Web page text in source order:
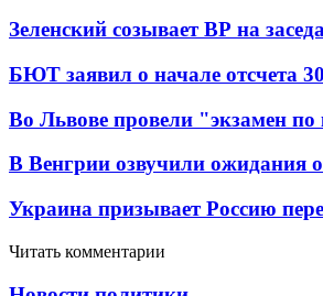
Зеленский созывает ВР на
БЮТ заявил о начале отсчета
Во Львове провели "экзамен
В Венгрии озвучили ожидания
Украина призывает Россию
Читать комментарии